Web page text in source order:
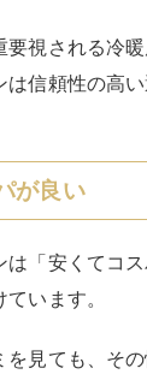
視される冷暖
は信頼性の高
が良い
は「安くてコ
います。
を見ても、そ